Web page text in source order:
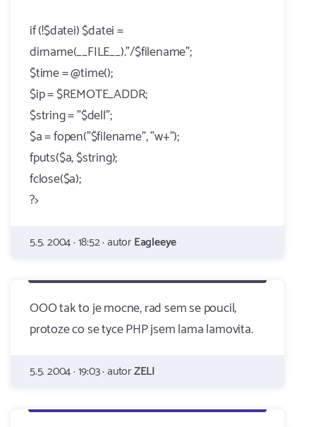
if (!$datei) $datei =
dirname(__FILE__)."/$filename";
$time = @time();
$ip = $REMOTE_ADDR;
$string = "$dell";
$a = fopen("$filename", "w+");
fputs($a, $string);
fclose($a);
?>
5.5. 2004 · 18:52 · autorEagleeye
OOO tak to je mocne, rad sem se poucil,
protoze co se tyce PHP jsem lama lamovita.
5.5. 2004 · 19:03 · autorZELI